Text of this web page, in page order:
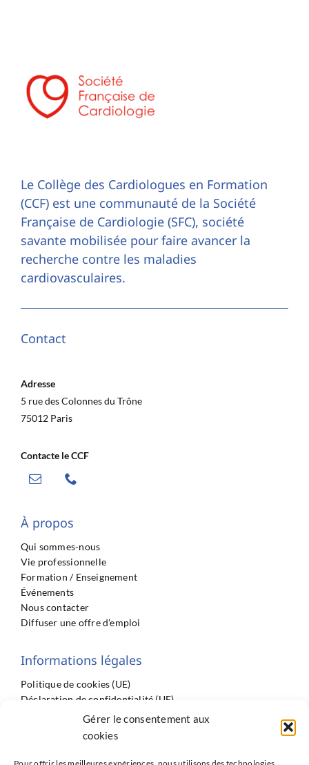
Gérer le consentement aux
cookies
Le Collège des Cardiologues en Formation
(CCF) est une communauté de la Société
Française de Cardiologie (SFC), société
savante mobilisée pour faire avancer la
recherche contre les maladies
cardiovasculaires.
Contact
Adresse
5 rue des Colonnes du Trône
75012 Paris
Contacte le CCF
À propos
Qui sommes-nous
Vie professionnelle
Formation / Enseignement
Événements
Nous contacter
Diffuser une offre d’emploi
Informations légales
Politique de cookies (UE)
Déclaration de confidentialité (UE)
Conditions générales